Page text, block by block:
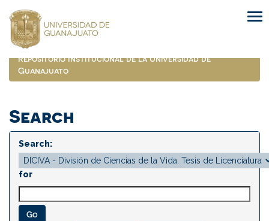
navigation
Repositorio Institucional de la Universidad de
Guanajuato
Search
Search:
for